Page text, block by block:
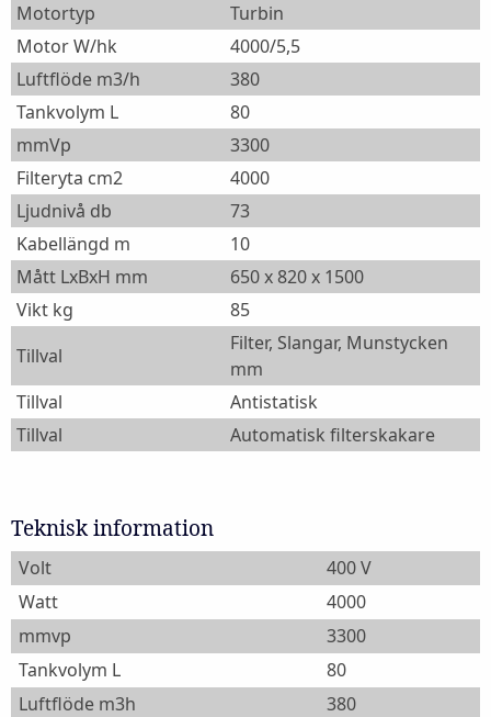
Motortyp
Turbin
Motor W/hk
4000/5,5
Luftflöde m3/h
380
Tankvolym L
80
mmVp
3300
Filteryta cm2
4000
Ljudnivå db
73
Kabellängd m
10
Mått LxBxH mm
650 x 820 x 1500
Vikt kg
85
Tillval
Filter, Slangar, Munstycken
mm
Tillval
Antistatisk
Tillval
Automatisk filterskakare
Teknisk information
Volt
400 V
Watt
4000
mmvp
3300
Tankvolym L
80
Luftflöde m3h
380